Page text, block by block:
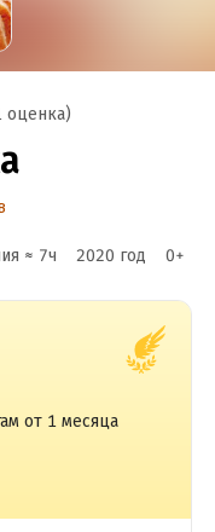
оценка)
≈ 7ч 2020 год 0+
от 1 месяца